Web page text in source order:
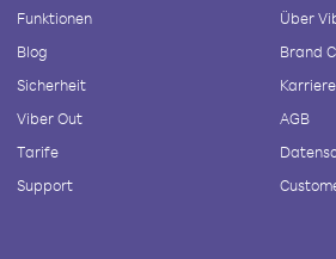
Funktionen
Blog
Sicherheit
Viber Out
Tarife
Support
Über
Brand
Karriere
AGB